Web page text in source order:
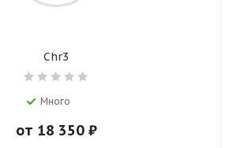
Chr3
Много
от 18 350₽